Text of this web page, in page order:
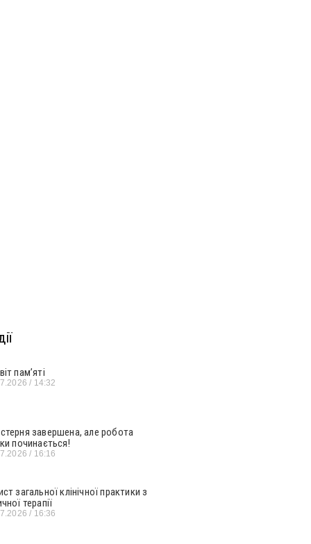
пам’яті
14:32
завершена, але робота
починається!
16:16
загальної клінічної практики з
терапії
16:36